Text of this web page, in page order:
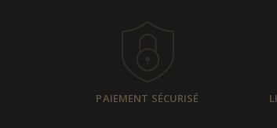
PAIEMENT SÉCURISÉ